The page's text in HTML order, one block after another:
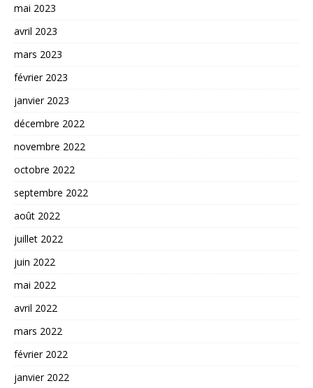
mai 2023
avril 2023
mars 2023
février 2023
janvier 2023
décembre 2022
novembre 2022
octobre 2022
septembre 2022
août 2022
juillet 2022
juin 2022
mai 2022
avril 2022
mars 2022
février 2022
janvier 2022